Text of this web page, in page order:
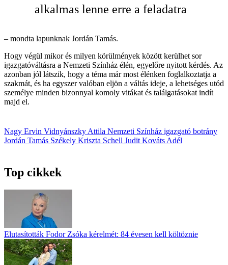
alkalmas lenne erre a feladatra
– mondta lapunknak Jordán Tamás.
Hogy végül mikor és milyen körülmények között kerülhet sor
igazgatóváltásra a Nemzeti Színház élén, egyelőre nyitott kérdés. Az
azonban jól látszik, hogy a téma már most élénken foglalkoztatja a
szakmát, és ha egyszer valóban eljön a váltás ideje, a lehetséges utód
személye minden bizonnyal komoly vitákat és találgatásokat indít
majd el.
Nagy Ervin Vidnyánszky Attila Nemzeti Színház igazgató botrány
Jordán Tamás Székely Kriszta Schell Judit Kováts Adél
Top cikkek
Elutasították Fodor Zsóka kérelmét: 84 évesen kell költöznie